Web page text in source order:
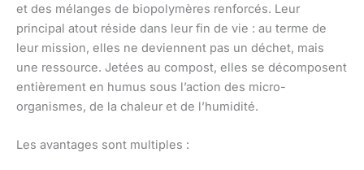
et des mélanges de biopolymères renforcés. Leur
principal atout réside dans leur fin de vie : au terme de
leur mission, elles ne deviennent pas un déchet, mais
une ressource. Jetées au compost, elles se décomposent
entièrement en humus sous l’action des micro-
organismes, de la chaleur et de l’humidité.
Les avantages sont multiples :